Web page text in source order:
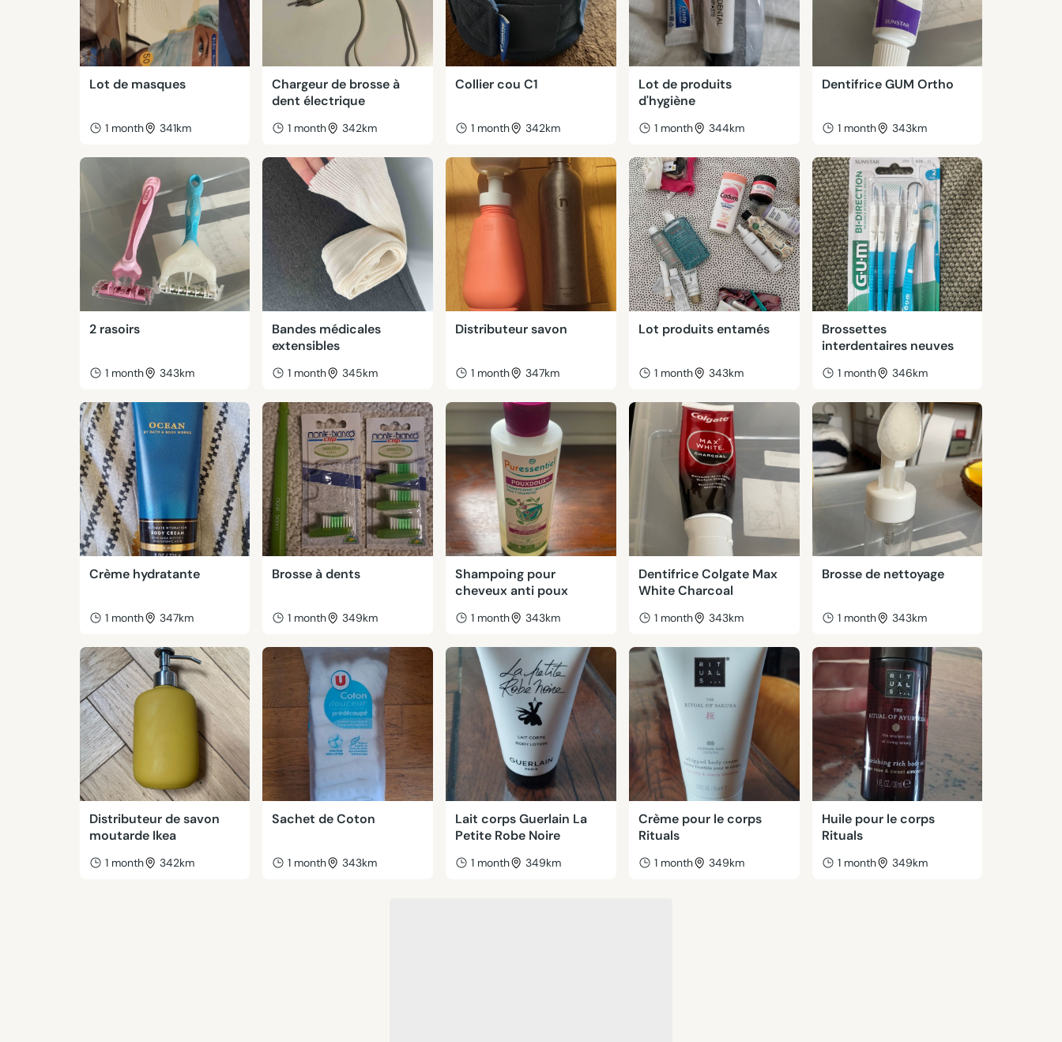
Lot de masques
1 month 341km
Chargeur de brosse à
dent électrique
1 month 342km
Collier cou C1
1 month 342km
Lot de produits
d'hygiène
1 month 344km
Dentifrice GUM Ortho
1 month 343km
2 rasoirs
1 month 343km
Bandes médicales
extensibles
1 month 345km
Distributeur savon
1 month 347km
Lot produits entamés
1 month 343km
Brossettes
interdentaires neuves
1 month 346km
Crème hydratante
1 month 347km
Brosse à dents
1 month 349km
Shampoing pour
cheveux anti poux
1 month 343km
Dentifrice Colgate Max
White Charcoal
1 month 343km
Brosse de nettoyage
1 month 343km
Distributeur de savon
moutarde Ikea
1 month 342km
Sachet de Coton
1 month 343km
Lait corps Guerlain La
Petite Robe Noire
1 month 349km
Crème pour le corps
Rituals
1 month 349km
Huile pour le corps
Rituals
1 month 349km